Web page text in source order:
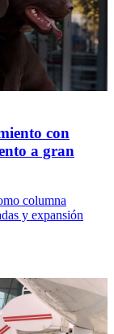
con
a gran
columna
y expansión